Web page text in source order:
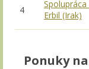
4
Erbil (Irak)
Ponuky